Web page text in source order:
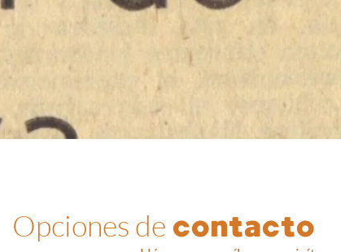
Opciones de contacto